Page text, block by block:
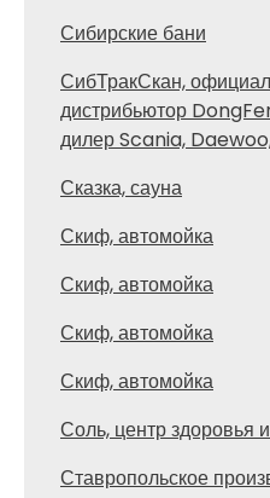
Сибирские бани
СибТракСкан,
дистрибьютор
дилер Scania,
Сказка, сауна
Скиф, автомойка
Скиф, автомойка
Скиф, автомойка
Скиф, автомойка
Соль, центр здоровья
Ставропольское